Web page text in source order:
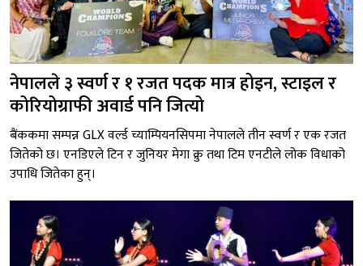
नेपालले ३ स्वर्ण र १ रजत पदक मात्र होइन, स्टाइल र
कोरियोग्राफी अवार्ड पनि जित्यो
बैंककमा सम्पन्न GLX वर्ल्ड च्याम्पियनसिपमा नेपालले तीन स्वर्ण र एक रजत
जितेको छ। एनडिएले टिन र जुनियर मेगा क्रु तथा टिम एनटीले लोक विधाको
उपाधि जितेका हुन्।